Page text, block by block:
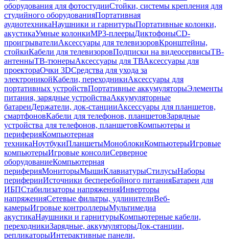
оборудования для фотостудииСтойки, системы крепления для
студийного оборудованияПортативная
аудиотехникаНаушники и гарнитурыПортативные колонки,
акустикаУмные колонкиMP3-плеерыДиктофоныCD-
проигрывателиАксессуары для телевизоровКронштейны,
стойкиКабели для телевизоровПодписки на видеосервисыТВ-
антенныТВ-тюнерыАксессуары для ТВАксессуары для
проектораОчки 3DСредства для ухода за
электроникойКабели, переходникиАксессуары для
портативных устройствПортативные аккумуляторыЭлементы
питания, зарядные устройстваАккумуляторные
батареиДержатели, док-станцииАксессуары для планшетов,
смартфоновКабели для телефонов, планшетовЗарядные
устройства для телефонов, планшетовКомпьютеры и
периферияКомпьютерная
техникаНоутбукиПланшетыМоноблокиКомпьютерыИгровые
компьютерыИгровые консолиСерверное
оборудованиеКомпьютерная
периферияМониторыМышиКлавиатурыСтилусыНаборы
периферииИсточники бесперебойного питанияБатареи для
ИБПСтабилизаторы напряженияИнверторы
напряженияСетевые фильтры, удлинителиВеб-
камерыИгровые контроллерыМультимедиа
акустикаНаушники и гарнитурыКомпьютерные кабели,
переходникиЗарядные, аккумуляторыДок-станции,
репликаторыИнтерактивные панели,